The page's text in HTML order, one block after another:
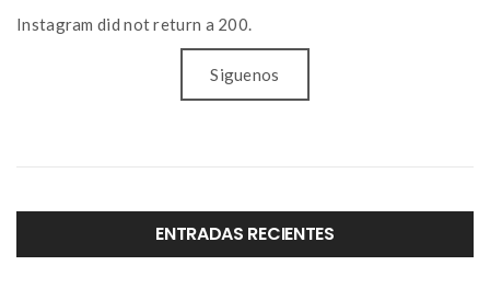
Instagram did not return a 200.
Siguenos
ENTRADAS RECIENTES